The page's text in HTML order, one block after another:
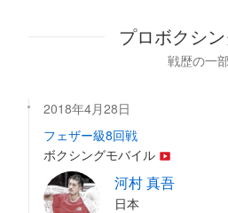
プロボクシ
戦歴の一部
2018年4月28日
フェザー級8回戦
ボクシングモバイル
河村 真吾
日本